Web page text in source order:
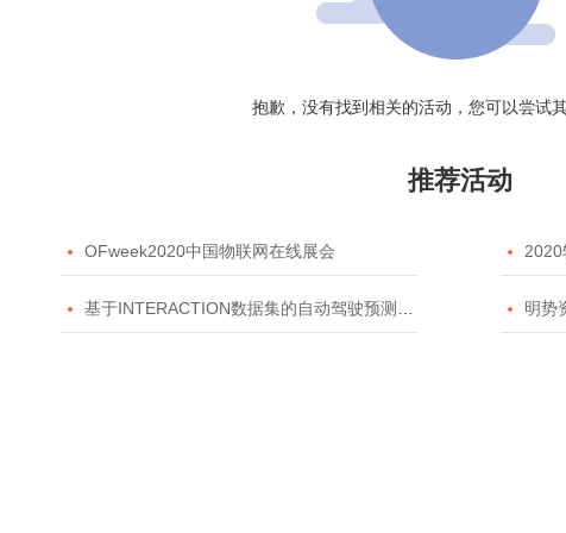
抱歉，没有找到相关的活动，您可以尝试
推荐活动
 OFweek2020中国物联网在线展会  2020
 基于INTERACTION数据集的自动驾驶预测模型挑战赛  明势